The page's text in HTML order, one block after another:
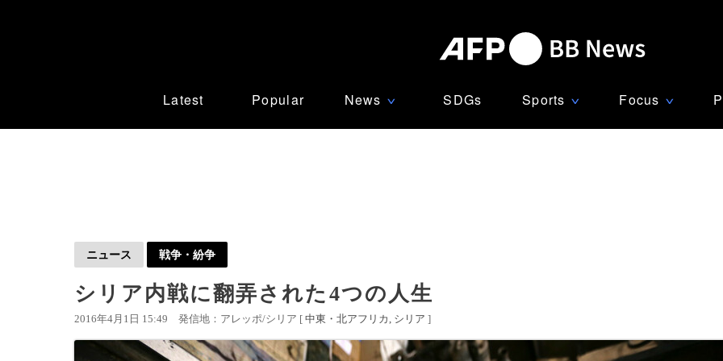
Latest Popular News ∨ SDGs Sports ∨ Focus ∨
ニュース 戦争・紛争
シリア内戦に翻弄された4つの人生
2016年4月1日 15:49 発信地：アレッポ/シリア [ 中東・北アフリカ シリア ]